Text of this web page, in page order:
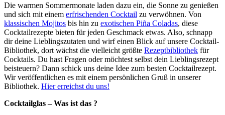
Die warmen Sommermonate laden dazu ein, die Sonne zu genießen
und sich mit einem erfrischenden Cocktail zu verwöhnen. Von
klassischen Mojitos bis hin zu exotischen Piña Coladas, diese
Cocktailrezepte bieten für jeden Geschmack etwas. Also, schnapp
dir deine Lieblingszutaten und wirf einen Blick auf unsere Cocktail-
Bibliothek, dort wächst die vielleicht größte Rezeptbibliothek für
Cocktails. Du hast Fragen oder möchtest selbst dein Lieblingsrezept
beisteuern? Dann schick uns deine Idee zum besten Cocktailrezept.
Wir veröffentlichen es mit einem persönlichen Gruß in unserer
Bibliothek. Hier erreichst du uns!
Cocktailglas – Was ist das ?